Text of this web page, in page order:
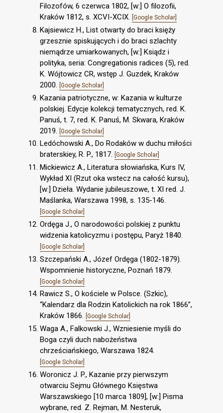
Filozofów, 6 czerwca 1802, [w:] O filozofii,
Kraków 1812, s. XCVI-XCIX. [Google Scholar]
Kajsiewicz H., List otwarty do braci księży
grzesznie spiskujących i do braci szlachty
niemądrze umiarkowanych, [w:] Ksiądz i
polityka, seria: Congregationis radices (5), red.
K. Wójtowicz CR, wstęp J. Guzdek, Kraków
2000. [Google Scholar]
Kazania patriotyczne, w: Kazania w kulturze
polskiej. Edycje kolekcji tematycznych, red. K.
Panuś, t. 7, red. K. Panuś, M. Skwara, Kraków
2019.
[Google Scholar]
Ledóchowski A., Do Rodaków w duchu miłości
braterskiey, R. P., 1817. [Google Scholar]
Mickiewicz A., Literatura słowiańska, Kurs IV,
Wykład XI (Rzut oka wstecz na całość kursu),
[w:] Dzieła. Wydanie jubileuszowe, t. XI red. J.
Maślanka, Warszawa 1998, s. 135-146.
[Google Scholar]
Ordęga J., O narodowości polskiej z punktu
widzenia katolicyzmu i postępu, Paryż 1840.
[Google Scholar]
Szczepański A., Józef Ordęga (1802-1879).
Wspomnienie historyczne, Poznań 1879.
[Google Scholar]
Rawicz S., O kościele w Polsce. (Szkic),
“Kalendarz dla Rodzin Katolickich na rok 1866”,
Kraków 1866. [Google Scholar]
Waga A., Falkowski J., Wzniesienie myśli do
Boga czyli duch nabożeństwa
chrześciańskiego, Warszawa 1824.
[Google Scholar]
Woronicz J. P., Kazanie przy pierwszym
otwarciu Sejmu Głównego Księstwa
Warszawskiego [10 marca 1809], [w:] Pisma
wybrane, red. Z. Rejman, M. Nesteruk,